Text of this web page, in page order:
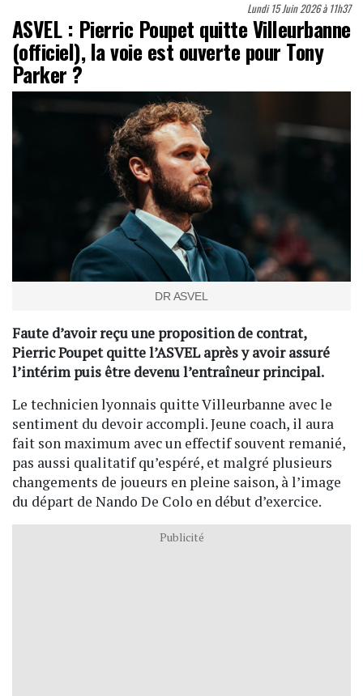
Lundi 15 Juin 2026 à 11h37
ASVEL : Pierric Poupet quitte Villeurbanne
(officiel), la voie est ouverte pour Tony
Parker ?
DR ASVEL
Faute d’avoir reçu une proposition de contrat,
Pierric Poupet quitte l’ASVEL après y avoir assuré
l’intérim puis être devenu l’entraîneur principal.
Le technicien lyonnais quitte Villeurbanne avec le
sentiment du devoir accompli. Jeune coach, il aura
fait son maximum avec un effectif souvent remanié,
pas aussi qualitatif qu’espéré, et malgré plusieurs
changements de joueurs en pleine saison, à l’image
du départ de Nando De Colo en début d’exercice.
Publicité